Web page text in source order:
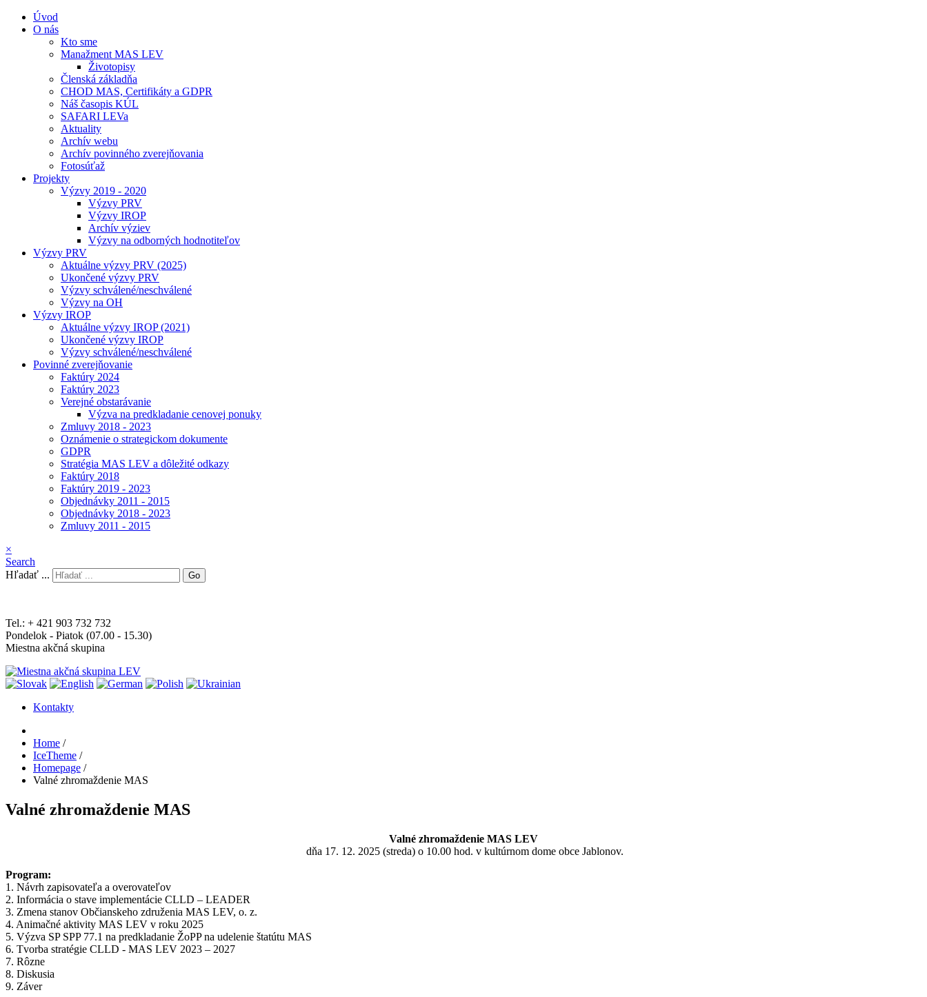
Úvod
O nás
Kto sme
Manažment MAS LEV
Životopisy
Členská základňa
CHOD MAS, Certifikáty a GDPR
Náš časopis KÚL
SAFARI LEVa
Aktuality
Archív webu
Archív povinného zverejňovania
Fotosúťaž
Projekty
Výzvy 2019 - 2020
Výzvy PRV
Výzvy IROP
Archív výziev
Výzvy na odborných hodnotiteľov
Výzvy PRV
Aktuálne výzvy PRV (2025)
Ukončené výzvy PRV
Výzvy schválené/neschválené
Výzvy na OH
Výzvy IROP
Aktuálne výzvy IROP (2021)
Ukončené výzvy IROP
Výzvy schválené/neschválené
Povinné zverejňovanie
Faktúry 2024
Faktúry 2023
Verejné obstarávanie
Výzva na predkladanie cenovej ponuky
Zmluvy 2018 - 2023
Oznámenie o strategickom dokumente
GDPR
Stratégia MAS LEV a dôležité odkazy
Faktúry 2018
Faktúry 2019 - 2023
Objednávky 2011 - 2015
Objednávky 2018 - 2023
Zmluvy 2011 - 2015
×
Search
Hľadať ...
Go
Tel.: + 421 903 732 732
Pondelok - Piatok (07.00 - 15.30)
Miestna akčná skupina
Kontakty
Home /
IceTheme /
Homepage /
Valné zhromaždenie MAS
Valné zhromaždenie MAS
Valné zhromaždenie MAS LEV
dňa 17. 12. 2025 (streda) o 10.00 hod. v kultúrnom dome obce Jablonov.
Program:
1. Návrh zapisovateľa a overovateľov
2. Informácia o stave implementácie CLLD – LEADER
3. Zmena stanov Občianskeho združenia MAS LEV, o. z.
4. Animačné aktivity MAS LEV v roku 2025
5. Výzva SP SPP 77.1 na predkladanie ŽoPP na udelenie štatútu MAS
6. Tvorba stratégie CLLD - MAS LEV 2023 – 2027
7. Rôzne
8. Diskusia
9. Záver